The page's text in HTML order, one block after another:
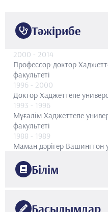
Тәжірибе
2000 - 2014
Профессор-доктор
факультеті
1996 - 2000
Доктор Хаджеттепе
1993 - 1996
Мұғалім Хаджеттепе
факультеті
1988 - 1989
Маман дәрігер Вашингтон
Білім
АНКАРА УНИВЕРСИТЕТІ
Басылымдар